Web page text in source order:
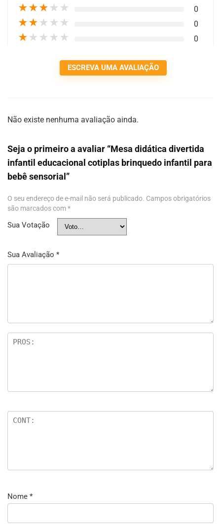
★★★ ★ ★ 0
★★ ★ ★ ★ 0
★ ★ ★ ★ ★ 0
ESCREVA UMA AVALIAÇÃO
Não existe nenhuma avaliação ainda.
Seja o primeiro a avaliar “Mesa didática divertida
infantil educacional cotiplas brinquedo infantil para
bebê sensorial”
O seu endereço de e-mail não será publicado. Campos obrigatórios
são marcados com*
Sua Votação
Sua Avaliação *
Nome *